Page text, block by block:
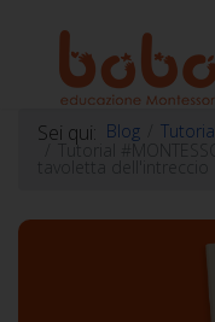
Sei qui: Blog
Tutorial
tavoletta dell'intreccio